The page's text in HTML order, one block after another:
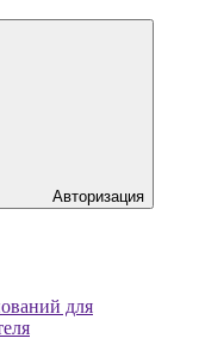
Авторизация
для